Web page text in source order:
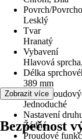
Povrch/
Lesklý
Tvar
Hranatý
Vybavení
Hlavová
Délka
389 mm
Počet
Jednoduché
Nastavení
Žádné
Proudové
Zobrazit více
Bezpečnost